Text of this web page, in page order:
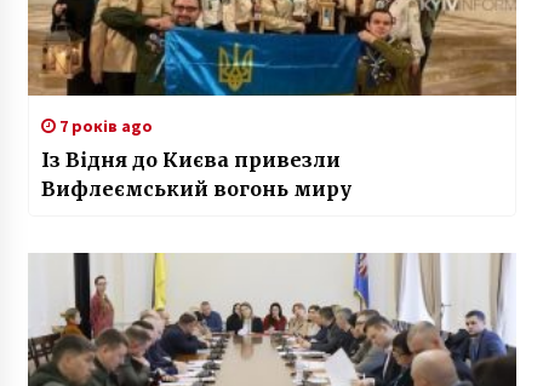
7 років ago
Із Відня до Києва привезли
Вифлеємський вогонь миру